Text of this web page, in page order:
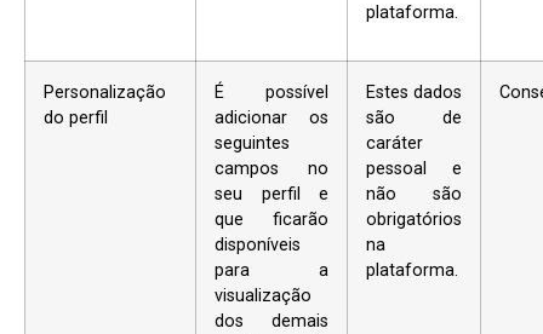
plataforma.
Personalização
do perfil
É possível
adicionar os
seguintes
campos no
seu perfil e
que ficarão
disponíveis
para a
visualização
dos demais
Estes dados
são de
caráter
pessoal e
não são
obrigatórios
na
plataforma.